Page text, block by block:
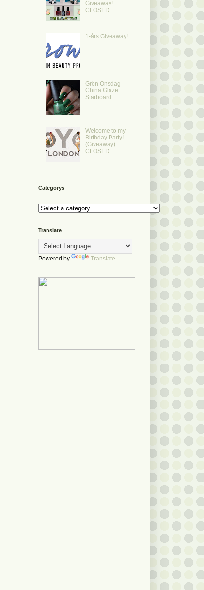
Giveaway!
CLOSED
1-års Giveaway!
Grön Onsdag -
China Glaze
Starboard
Welcome to my
Birthday Party!
(Giveaway)
CLOSED
Categorys
Translate
Powered by Translate